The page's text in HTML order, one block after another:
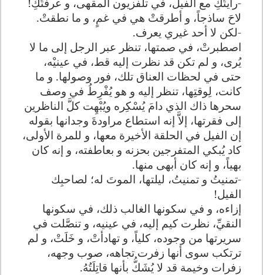
لاحَ ساذجاً، و أطرقتْ هي في غمٍ، و ما نطقتْ.
-لكن لا أحد غيري يعرف.
اصطبرتْ، في صمتها، تنظر عبر الرجل إلى ما لا
يُرى، و لم تكن قد نظرت إليه قط، في عينيْه،
حتى في لحظات العناق تلك، فور وصولها. و ما
كانت، لِوقتِها، تنظر إليه و هو يُفْرِطُ في وصف
سحرها ذاك الذي دامَ يُسْكِره ويُبْهِت كلَّ الناظرين
إلى فقرتها، إلاَّ إنه استطاع مراودةَ وجدانها بقوله
إن الفيل في الحلقة الأخيرة معها، و للمرة الأولى،
كاد يُبكي المتفرجين بحزنه و بعاطفته، و إنه كان
بهياً، و إنه كان أبهى منها.
-تمنيتُ و تمنيتُ، ليلتها، الموتَ له؛ لصاحبِك
الفيل!
إزاءه، و في سكونها الغالب ذلك، في سكونها
النقيِّ، نظرت كيم إليه، في عينيه، و تنصَّلت في
سريرتها من وجوده، كلياً، و تهادأتْ، و خَلَتْ، و لم
ترتكب سوى أنها زفرت تجاهه، صوب وجهه،
زفرات وخيمة قد لا يُشَكُّ بأنها قاتِلَتُهُ.